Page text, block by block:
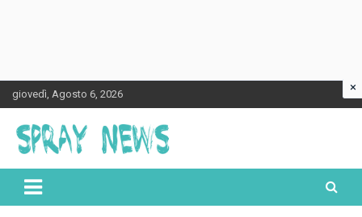
Skip
to
content
giovedì, Agosto 6, 2026
Spraynews.it
×